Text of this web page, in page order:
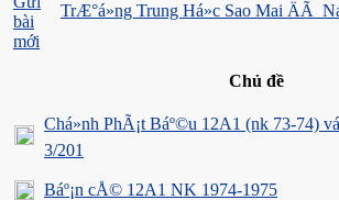
TrÆ°á»ng Trung Há»c Sao Mai ÄÃ
Chủ đề
Chá»nh PhÃ¡t Báº©u 12A1 (nk 73-74)
3/201
Báº¡n cÅ© 12A1 NK 1974-1975